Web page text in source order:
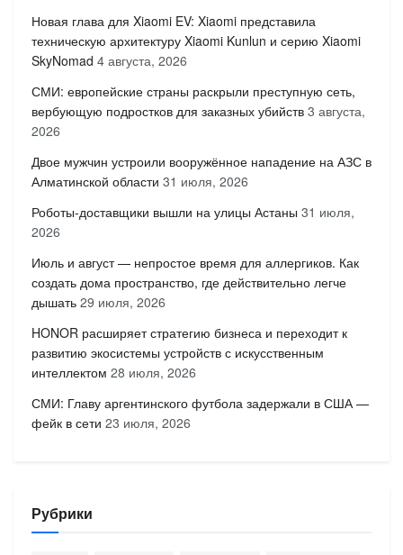
Новая глава для Xiaomi EV: Xiaomi представила
техническую архитектуру Xiaomi Kunlun и серию Xiaomi
SkyNomad 4 августа, 2026
СМИ: европейские страны раскрыли преступную сеть,
вербующую подростков для заказных убийств 3 августа,
2026
Двое мужчин устроили вооружённое нападение на АЗС в
Алматинской области 31 июля, 2026
Роботы-доставщики вышли на улицы Астаны 31 июля,
2026
Июль и август — непростое время для аллергиков. Как
создать дома пространство, где действительно легче
дышать 29 июля, 2026
HONOR расширяет стратегию бизнеса и переходит к
развитию экосистемы устройств с искусственным
интеллектом 28 июля, 2026
СМИ: Главу аргентинского футбола задержали в США —
фейк в сети 23 июля, 2026
Рубрики